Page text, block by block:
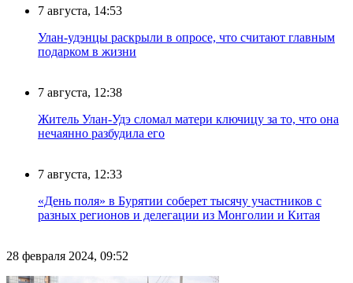
7 августа, 14:53
Улан-удэнцы раскрыли в опросе, что считают главным
подарком в жизни
7 августа, 12:38
Житель Улан-Удэ сломал матери ключицу за то, что она
нечаянно разбудила его
7 августа, 12:33
«День поля» в Бурятии соберет тысячу участников с
разных регионов и делегации из Монголии и Китая
28 февраля 2024, 09:52